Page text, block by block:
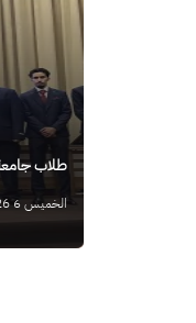
طلاب جامعة
الخميس 6 August 2026